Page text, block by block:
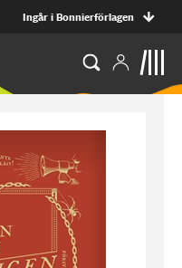
Ingår i Bonnierförlagen